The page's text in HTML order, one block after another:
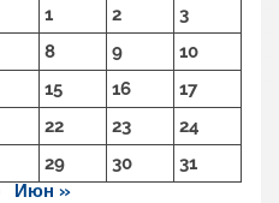
1 2
3
8 9
10
15 16
17
22 23
24
29 30
31
Июн »